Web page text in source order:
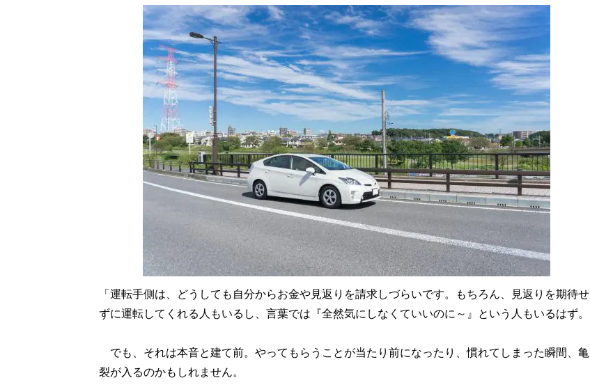
「運転手側は、どうしても自分からお金や見返りを請求しづらいです。もちろん、見返りを期待せ
ずに運転してくれる人もいるし、言葉では『全然気にしなくていいのに～』という人もいるはず。
でも、それは本音と建て前。やってもらうことが当たり前になったり、慣れてしまった瞬間、亀
裂が入るのかもしれません。